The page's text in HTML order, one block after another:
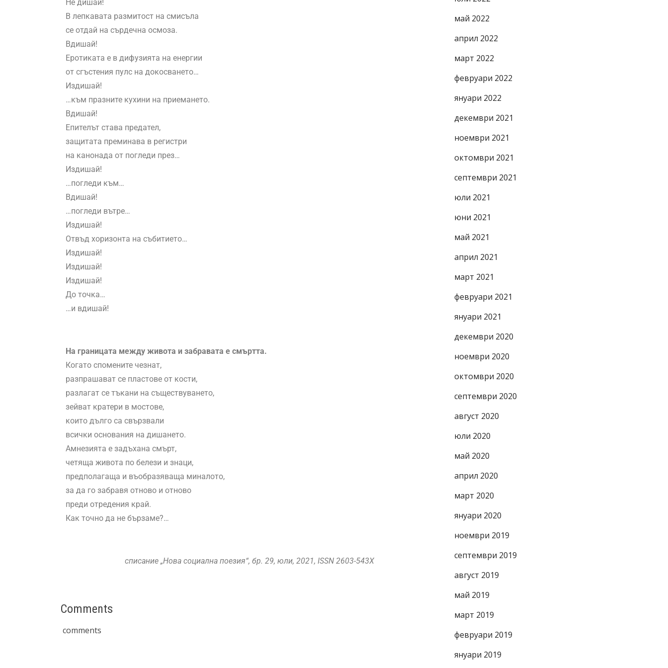
Не дишай!
В лепкавата размитост на смисъла
се отдай на сърдечна осмоза.
Вдишай!
Еротиката е в дифузията на енергии
от сгъстения пулс на докосването…
Издишай!
…към празните кухини на приемането.
Вдишай!
Епителът става предател,
защитата преминава в регистри
на канонада от погледи през…
Издишай!
…погледи към…
Вдишай!
…погледи вътре…
Издишай!
Отвъд хоризонта на събитието…
Издишай!
Издишай!
Издишай!
До точка…
…и вдишай!
На границата между живота и забравата е смъртта.
Когато спомените чезнат,
разпрашават се пластове от кости,
разлагат се тъкани на съществуването,
зейват кратери в мостове,
които дълго са свързвали
всички основания на дишането.
Амнезията е задъхана смърт,
четяща живота по белези и знаци,
предполагаща и въобразяваща миналото,
за да го забравя отново и отново
преди отредения край.
Как точно да не бързаме?…
списание „Нова социална поезия“, бр. 29, юли, 2021, ISSN 2603-543X
Comments
comments
май 2022
април 2022
март 2022
февруари 2022
януари 2022
декември 2021
ноември 2021
октомври 2021
септември 2021
юли 2021
юни 2021
май 2021
април 2021
март 2021
февруари 2021
януари 2021
декември 2020
ноември 2020
октомври 2020
септември 2020
август 2020
юли 2020
май 2020
април 2020
март 2020
януари 2020
ноември 2019
септември 2019
август 2019
май 2019
март 2019
февруари 2019
януари 2019